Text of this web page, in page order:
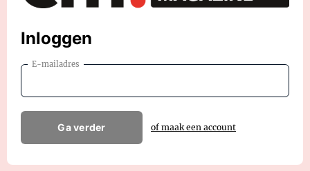
Inloggen
E-mailadres
Ga verder of maak een account